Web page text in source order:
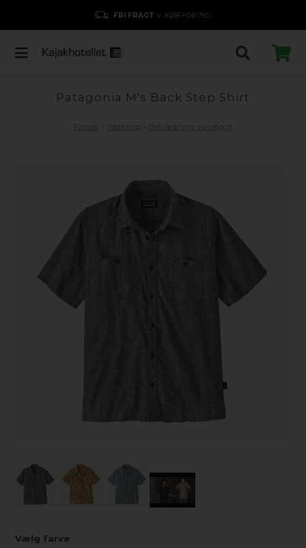
FRI FRAGT V. KØB FOR 750,-
Patagonia M's Back Step Shirt
Vælg farve